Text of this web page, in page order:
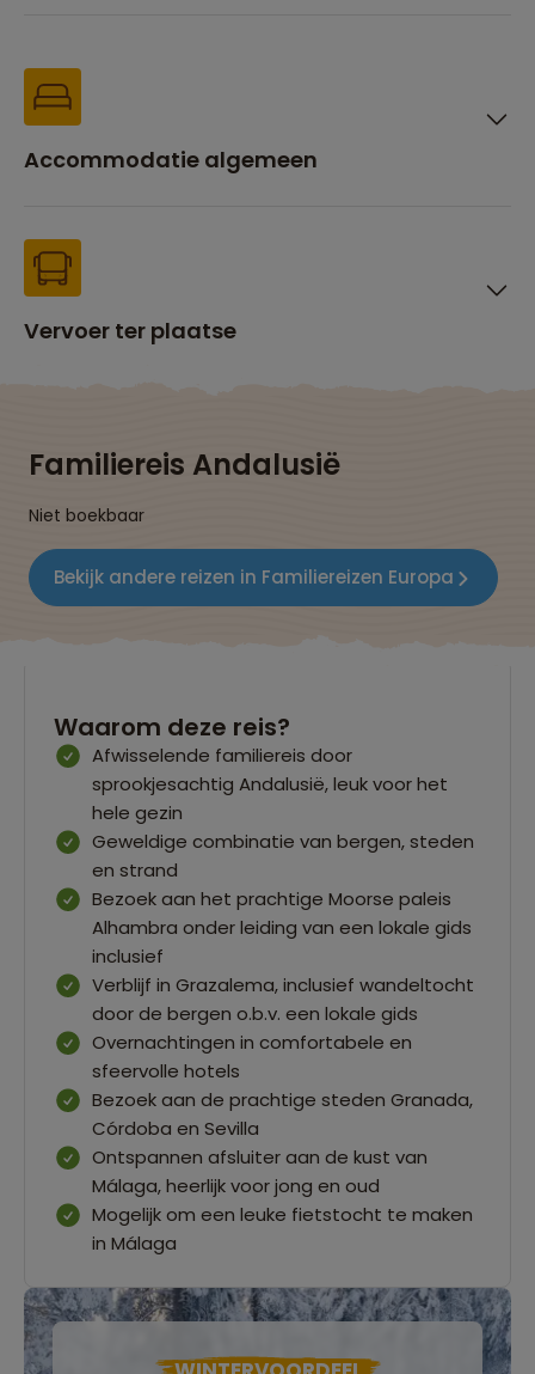
Accommodatie algemeen
Vervoer ter plaatse
Familiereis Andalusië
Niet boekbaar
Bekijk andere reizen in Familiereizen Europa
Waarom deze reis?
Afwisselende familiereis door
sprookjesachtig Andalusië, leuk voor het
hele gezin
Geweldige combinatie van bergen, steden
en strand
Bezoek aan het prachtige Moorse paleis
Alhambra onder leiding van een lokale gids
inclusief
Verblijf in Grazalema, inclusief wandeltocht
door de bergen o.b.v. een lokale gids
Overnachtingen in comfortabele en
sfeervolle hotels
Bezoek aan de prachtige steden Granada,
Córdoba en Sevilla
Ontspannen afsluiter aan de kust van
Málaga, heerlijk voor jong en oud
Mogelijk om een leuke fietstocht te maken
in Málaga